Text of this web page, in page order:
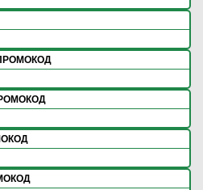
ПРОМОКОД